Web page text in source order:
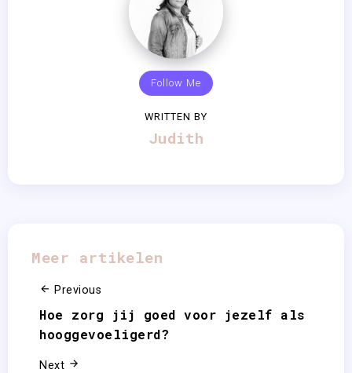
Follow Me
WRITTEN BY
Judith
Meer artikelen
Previous
Hoe zorg jij goed voor jezelf als
hooggevoeligerd?
Next